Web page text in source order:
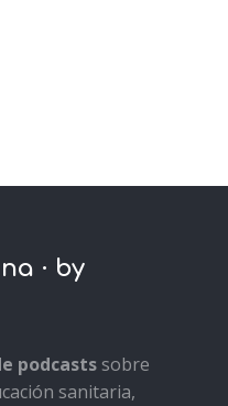
· by
podcastssobre
sanitaria,